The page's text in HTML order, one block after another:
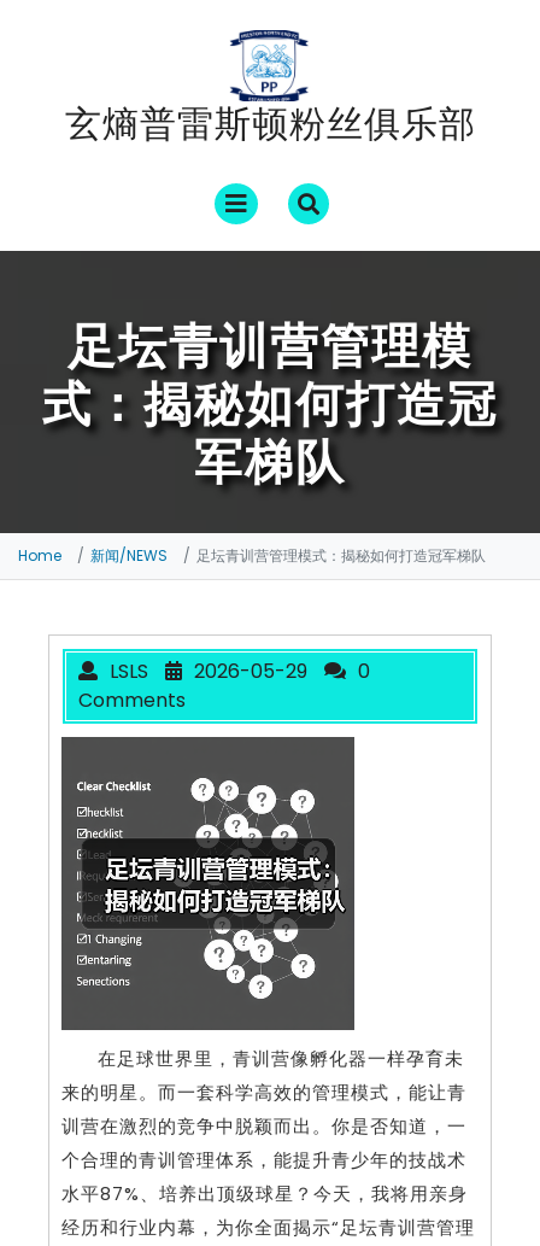
玄熵普雷斯顿粉丝俱乐部
Open
Menu
足坛青训营管理模
式：揭秘如何打造冠
军梯队
Home 新闻/NEWS 足坛青训营管理模式：揭秘如何打造冠军梯队
LSLS 2026-05-29
0
Comments
在足球世界里，青训营像孵化器一样孕育未
来的明星。而一套科学高效的管理模式，能让青
训营在激烈的竞争中脱颖而出。你是否知道，一
个合理的青训管理体系，能提升青少年的技战术
水平87%、培养出顶级球星？今天，我将用亲身
经历和行业内幕，为你全面揭示“足坛青训营管理